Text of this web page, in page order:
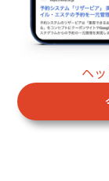
ヘ